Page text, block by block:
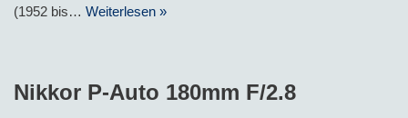
(1952 bis… Weiterlesen »
Nikkor P-Auto 180mm F/2.8